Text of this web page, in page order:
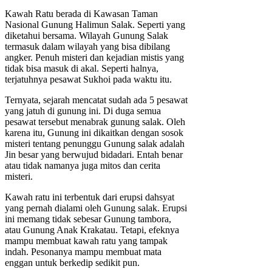
Kawah Ratu berada di Kawasan Taman
Nasional Gunung Halimun Salak. Seperti yang
diketahui bersama. Wilayah Gunung Salak
termasuk dalam wilayah yang bisa dibilang
angker. Penuh misteri dan kejadian mistis yang
tidak bisa masuk di akal. Seperti halnya,
terjatuhnya pesawat Sukhoi pada waktu itu.
Ternyata, sejarah mencatat sudah ada 5 pesawat
yang jatuh di gunung ini. Di duga semua
pesawat tersebut menabrak gunung salak. Oleh
karena itu, Gunung ini dikaitkan dengan sosok
misteri tentang penunggu Gunung salak adalah
Jin besar yang berwujud bidadari. Entah benar
atau tidak namanya juga mitos dan cerita
misteri.
Kawah ratu ini terbentuk dari erupsi dahsyat
yang pernah dialami oleh Gunung salak. Erupsi
ini memang tidak sebesar Gunung tambora,
atau Gunung Anak Krakatau. Tetapi, efeknya
mampu membuat kawah ratu yang tampak
indah. Pesonanya mampu membuat mata
enggan untuk berkedip sedikit pun.